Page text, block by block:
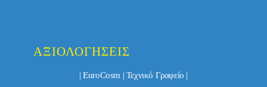
ΑΞΙΟΛΟΓΉΣΕΙΣ
| EuroCosm | Τεχνικό Γραφείο |